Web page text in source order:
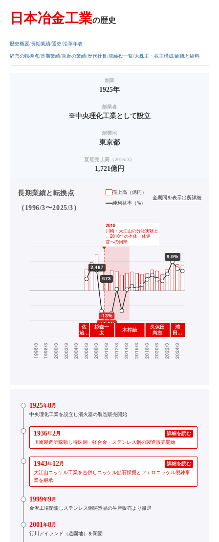
日本冶金工業の歴史
歴史概要 長期業績 通史 沿革年表
経営の転換点 長期業績 直近の業績 歴代社長 取締役一覧 大株主・株主構成 組織と給料
創業
1925年
創業者
※中央理化工業として設立
創業地
東京都
直近売上高（2025/3）
1,721億円
長期業績と転換点
（1996/3〜2025/3）
売上高（億円）
純利益率（%）
全期間を表示出所詳細
1925年8月
中央理化工業を設立し消火器の製造販売開始
1936年2月
詳細を読む
川崎製造所稼動し特殊鋼・軽合金・ステンレス鋼の製造販売開始
1943年12月
詳細を読む
大江山ニッケル工業を合併しニッケル鉱石採掘とフェロニッケル製錬事
業を継承
1999年9月
金沢工場閉鎖しステンレス鋼鋳造品の生産販売より撤退
2001年8月
行川アイランド（遊園地）を閉園